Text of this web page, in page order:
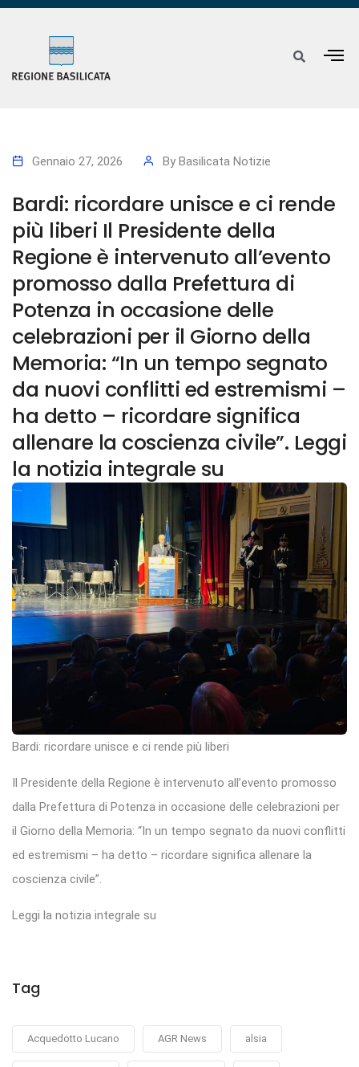
Gennaio 27, 2026 By Basilicata Notizie
Bardi: ricordare unisce e ci rende
più liberi Il Presidente della
Regione è intervenuto all’evento
promosso dalla Prefettura di
Potenza in occasione delle
celebrazioni per il Giorno della
Memoria: “In un tempo segnato
da nuovi conflitti ed estremismi –
ha detto – ricordare significa
allenare la coscienza civile”. Leggi
la notizia integrale su
Bardi: ricordare unisce e ci rende più liberi
Il Presidente della Regione è intervenuto all’evento promosso
dalla Prefettura di Potenza in occasione delle celebrazioni per
il Giorno della Memoria: “In un tempo segnato da nuovi conflitti
ed estremismi – ha detto – ricordare significa allenare la
coscienza civile”.
Leggi la notizia integrale su
Tag
Acquedotto Lucano AGR News alsia